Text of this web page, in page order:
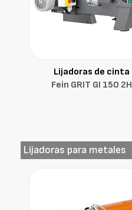
Lijadoras de cinta
Fein GRIT GI 150 2H
Lijadoras para metales